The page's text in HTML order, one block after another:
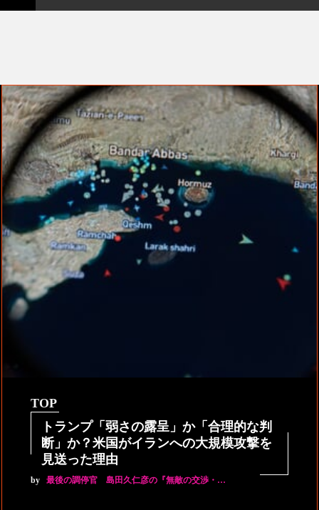
TOP
トランプ「弱さの露呈」か「合理的な判
断」か？米国がイランへの大規模攻撃を
見送った理由
by 最後の調停官 島田久仁彦の『無敵の交渉・…